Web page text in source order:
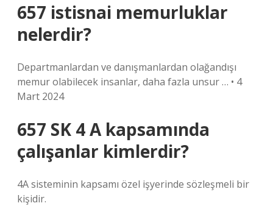
657 istisnai memurluklar
nelerdir?
Departmanlardan ve danışmanlardan olağandışı
memur olabilecek insanlar, daha fazla unsur … • 4
Mart 2024
657 SK 4 A kapsamında
çalışanlar kimlerdir?
4A sisteminin kapsamı özel işyerinde sözleşmeli bir
kişidir.